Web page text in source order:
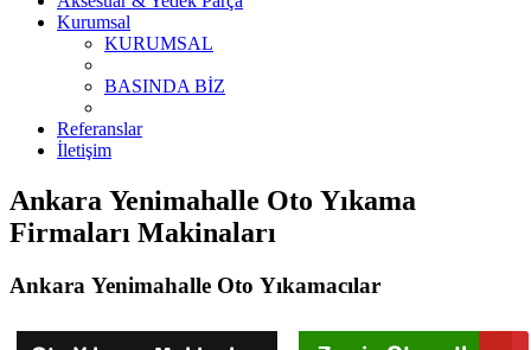
Kurumsal
KURUMSAL
BASINDA BİZ
Referanslar
İletişim
Ankara Yenimahalle Oto Yıkama
Firmaları Makinaları
Ankara Yenimahalle Oto Yıkamacılar